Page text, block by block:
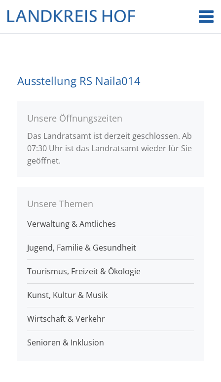
Ausstellung RS Naila014
Unsere Öffnungszeiten
Das Landratsamt ist derzeit geschlossen. Ab
07:30 Uhr ist das Landratsamt wieder für Sie
geöffnet.
Unsere Themen
Verwaltung & Amtliches
Jugend, Familie & Gesundheit
Tourismus, Freizeit & Ökologie
Kunst, Kultur & Musik
Wirtschaft & Verkehr
Senioren & Inklusion